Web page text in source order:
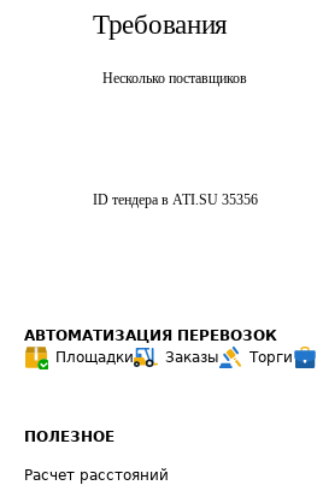
Требования
Несколько поставщиков
ID тендера в ATI.SU 35356
АВТОМАТИЗАЦИЯ ПЕРЕВОЗОК
Площадки
Заказы Торги
ПОЛЕЗНОЕ
Расчет расстояний